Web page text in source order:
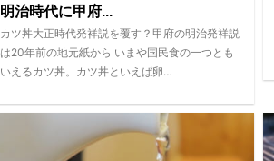
明治時代に甲府...
カツ丼大正時代発祥説を覆す？甲府の明治発祥説
は20年前の地元紙から いまや国民食の一つとも
いえるカツ丼。カツ丼といえば卵…